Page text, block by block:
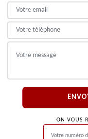
ON VOUS